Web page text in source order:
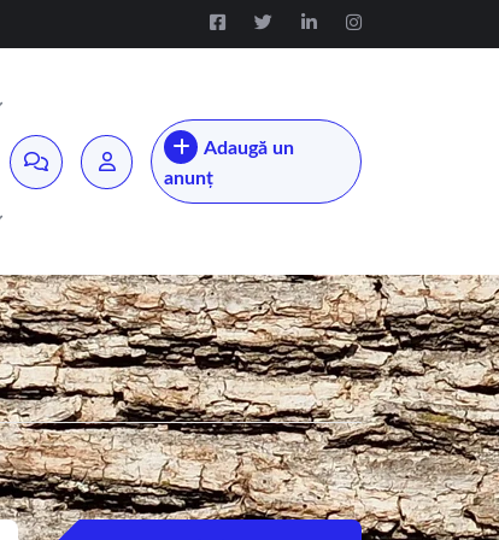
Adaugă un
anunț